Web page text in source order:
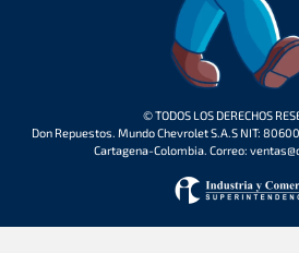
© TODOS LOS DERECHOS
Don Repuestos. Mundo Chevrolet S.A.S NIT:
Cartagena-Colombia. Correo: